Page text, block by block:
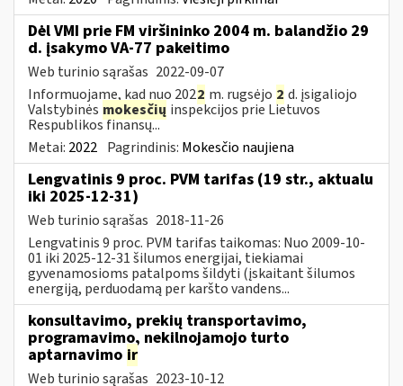
Dėl VMI prie FM viršininko 2004 m. balandžio 29
d. įsakymo VA-77 pakeitimo
Web turinio sąrašas 2022-09-07
Informuojame, kad nuo 2022 m. rugsėjo 2 d. įsigaliojo
Valstybinės mokesčių inspekcijos prie Lietuvos
Respublikos finansų...
Metai: 2022 Pagrindinis: Mokesčio naujiena
Lengvatinis 9 proc. PVM tarifas (19 str., aktualu
iki 2025-12-31)
Web turinio sąrašas 2018-11-26
Lengvatinis 9 proc. PVM tarifas taikomas: Nuo 2009-10-
01 iki 2025-12-31 šilumos energijai, tiekiamai
gyvenamosioms patalpoms šildyti (įskaitant šilumos
energiją, perduodamą per karšto vandens...
konsultavimo, prekių transportavimo,
programavimo, nekilnojamojo turto
aptarnavimo ir
Web turinio sąrašas 2023-10-12